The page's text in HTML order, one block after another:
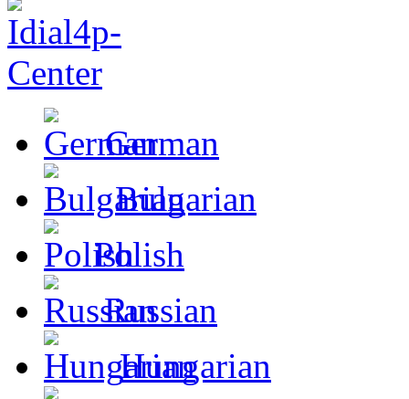
German
Bulgarian
Polish
Russian
Hungarian